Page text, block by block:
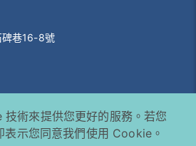
術來提供您更好的服務。若您
表示您同意我們使用 Cookie。
巷16-8號